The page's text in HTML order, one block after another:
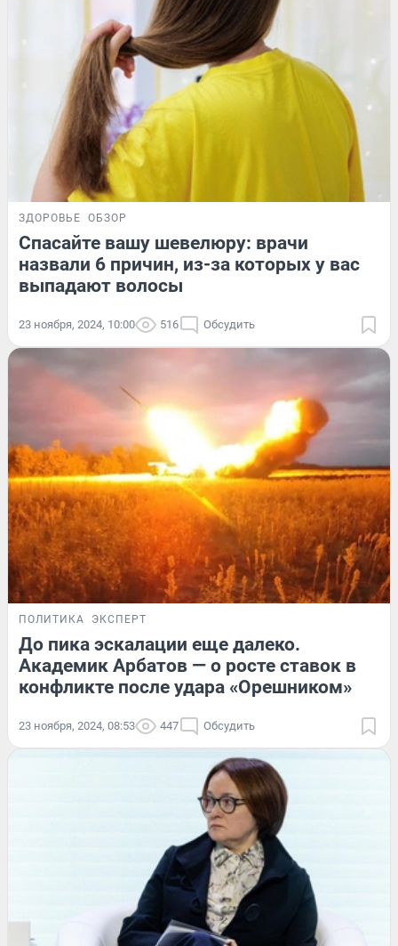
ЗДОРОВЬЕ ОБЗОР
Спасайте вашу шевелюру: врачи
назвали 6 причин, из-за которых у вас
выпадают волосы
23 ноября, 2024, 10:00 516 Обсудить
ПОЛИТИКА ЭКСПЕРТ
До пика эскалации еще далеко.
Академик Арбатов — о росте ставок в
конфликте после удара «Орешником»
23 ноября, 2024, 08:53 447 Обсудить